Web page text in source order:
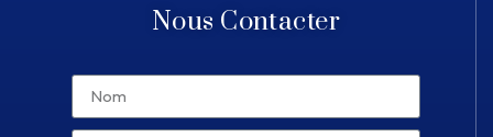
Nous Contacter